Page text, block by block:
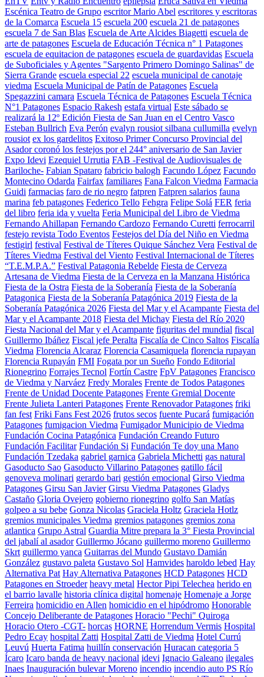
Escénica Teatro de Grupo escritor Mario Abel escritores y escritoras
de la Comarca Escuela 15 escuela 200 escuela 21 de patagones
escuela 7 de San Blas Escuela de Arte Alcides Biagetti escuela de
arte de patagones Escuela de Educación Técnica n° 1 Patagones
escuela de equitacion de patagones escuela de guardavidas Escuela
de Suboficiales y Agentes "Sargento Primero Domingo Salinas" de
Sierra Grande escuela especial 22 escuela municipal de canotaje
viedma Escuela Municipal de Patín de Patagones Escuela
Spegazzini camara Escuela Técnica de Patagones Escuela Técnica
N°1 Patagones Espacio Rakesh estafa virtual Este sábado se
realizará la 12º Edición Fiesta de San Juan en el Centro Vasco
Esteban Bullrich Eva Perón evalyn rousiot silbana cullumilla evelyn
rousiot ex los gardelitos Exitoso Primer Concurso Provincial del
Asador coronó los festejos por el 244° aniversario de San Javier
Expo Idevi Ezequiel Urrutia FAB -Festival de Audiovisuales de
Bariloche- Fabian Spataro fabricio balogh Facundo López Facundo
Montecino Odarda Fairfax familiares Fana Falcon Viedma Farmacia
Guidi farmacias faro de rio negro fatpren Fatpren salarios fauna
marina feb patagones Federico Tello Fehgra Felipe Solá FER feria
del libro feria ida y vuelta Feria Municipal del Libro de Viedma
Fernando Ahillapan Fernando Cardozo Fernando Curetti ferrocarril
festejo revista Todo Eventos Festejos del Día del Niño en Viedma
festigirl festival Festival de Títeres Quique Sánchez Vera Festival de
Títeres Viedma Festival del Viento Festival Internacional de Títeres
“T.E.M.P.A.” Festival Patagonia Rebelde Fiesta de Cerveza
Artesana de Viedma Fiesta de la Cerveza en la Manzana Histórica
Fiesta de la Ostra Fiesta de la Soberanía Fiesta de la Soberanía
Patagonica Fiesta de la Soberanía Patagónica 2019 Fiesta de la
Soberanía Patagónica 2026 Fiesta del Mar y el Acampante Fiesta del
Mar y el Acampante 2018 Fiesta del Michay Fiesta del Río 2020
Fiesta Nacional del Mar y el Acampante figuritas del mundial fiscal
Guillermo Ibáñez Fiscal jefe Peralta Fiscalía de Cinco Saltos Fiscalía
Viedma Florencia Alcaraz Florencia Casamiquela florencia rupayan
Florencia Rupayán FMI Fogata por un Sueño Fondo Editorial
Rionegrino Forrajes Tecnol Fortín Castre FpV Patagones Francisco
de Viedma y Narváez Fredy Morales Frente de Todos Patagones
Frente de Unidad Docente Patagones Frente Gremial Docente
Frente Julieta Lanteri Patagones Frente Renovador Patagones friki
fan fest Friki Fans Fest 2026 frutos secos fuente Pucará fumigación
Patagones fumigacion Viedma Fumigador Municipio de Viedma
Fundación Cocina Patagónica Fundación Creando Futuro
Fundación Facilitar Fundación Si Fundación Te doy una Mano
Fundación Tzedaka gabriel garnica Gabriela Michetti gas natural
Gasoducto Sao Gasoducto Villarino Patagones gatillo fácil
genoveva molinari gerardo bari gestión emocional Girso Viedma
Patagones Girsu San Javier Girsu Viedma Patagones Gladys
Castaño Gloria Ovejero gobierno rionegrino golfo San Matías
golpeo a su bebe Gonza Nicolas Graciela Holtz Graciela Hotlz
gremios municipales Viedma gremios patagones gremios zona
atlantica Grupo Astral Guardia Mitre prepara la 3° Fiesta Provincial
del jabalí al asador Guillermo Jócano guillermo moreno Guillermo
Skrt guillermo yanca Guitarras del Mundo Gustavo Damián
González gustavo paleta Gustavo Sol Hamvides haroldo lebed Hay
Alternativa Pat Hay Alternativa Patagones HCD Patagones HCD
Patagones en Stroeder heavy metal Hector Pipi Telechea herido en
el barrio lavalle historia clínica digital homenaje Homenaje a Jorge
Ferreira homicidio en Allen homicidio en el hipódromo Honorable
Concejo Deliberante de Patagones Horacio "Pechi" Quiroga
Horacio Otero -CGT- horcas HORNE Horrendum Vermis Hospital
Pedro Ecay hospital Zatti Hospital Zatti de Viedma Hotel Currú
Leuvú Huerta Fatima huillín conservación Huracan categoria 5
Ícaro Icaro banda de heavy nacional idevi Ignacio Galeano ilegales
Inaes Inauguración bulevar Moreno incendio incendio auto PS Río